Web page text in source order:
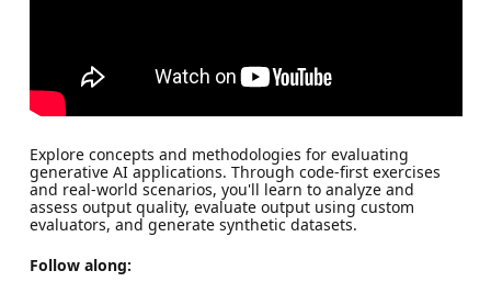
Explore concepts and methodologies for evaluating
generative AI applications. Through code-first exercises
and real-world scenarios, you'll learn to analyze and
assess output quality, evaluate output using custom
evaluators, and generate synthetic datasets.
Follow along: